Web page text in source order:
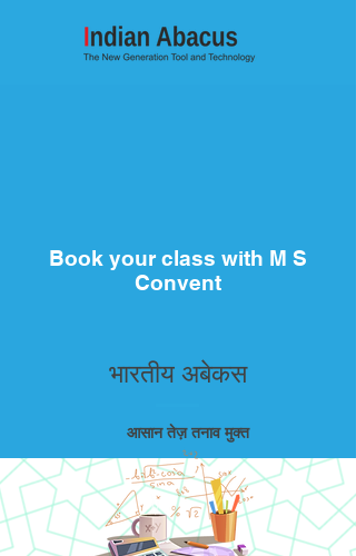
Book your class with M S
Convent
भारतीय अबेकस
आसान तेज़ तनाव मुक्त